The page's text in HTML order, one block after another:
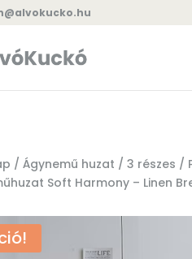
/Ágynemű huzat /3 részes /
Soft Harmony – Linen